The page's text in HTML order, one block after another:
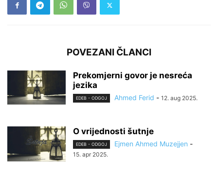
POVEZANI ČLANCI
Prekomjerni govor je nesreća
jezika
EDEB - ODGOJ Ahmed Ferid - 12. aug 2025.
O vrijednosti šutnje
EDEB - ODGOJ Ejmen Ahmed Muzejjen -
15. apr 2025.